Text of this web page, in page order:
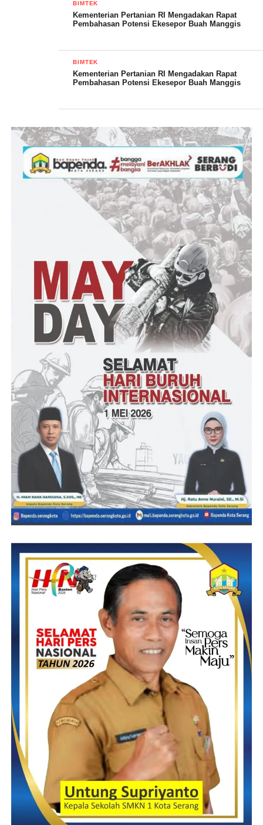
Pekon Suka Banjar Kecamatan Kota Agung Timur.
Balai Karantina Pertanian Lampung, OKKPD Lampung,
DKPTPH Tanggamus, BPP Kotim, POPT Kotim, Staf
Perkebunan Kotim,
Sample lokasi kebun yaitu kebun manggis milik bapak Dayat
dan bapak Irwan, Kebun di sini masih dibudidayakan secara
alami tanpa penyemprotan kimia dan penangkasan.
Menurut tim pemangkasan dan pemupukan wajib untuk menjaga
Untuk calon rumah kemah PT. Ratu Jaya Tanggamus pembelian
tim untuk bangunan dan luas bangunan sangat sesuai namun
Fasilitas masih kosong. Tim menyarankan untuk segera
memenuhi fasilitas untuk penanganan pengemasan buah
manggis yang kualitas ekspor.
Solahuddin RG
Post Views: 16
BIMTEK
Kementerian Pertanian RI Mengadakan Rapat
Pembahasan Potensi Ekesepor Buah Manggis
BIMTEK
Kementerian Pertanian RI Mengadakan Rapat
Pembahasan Potensi Ekesepor Buah Manggis